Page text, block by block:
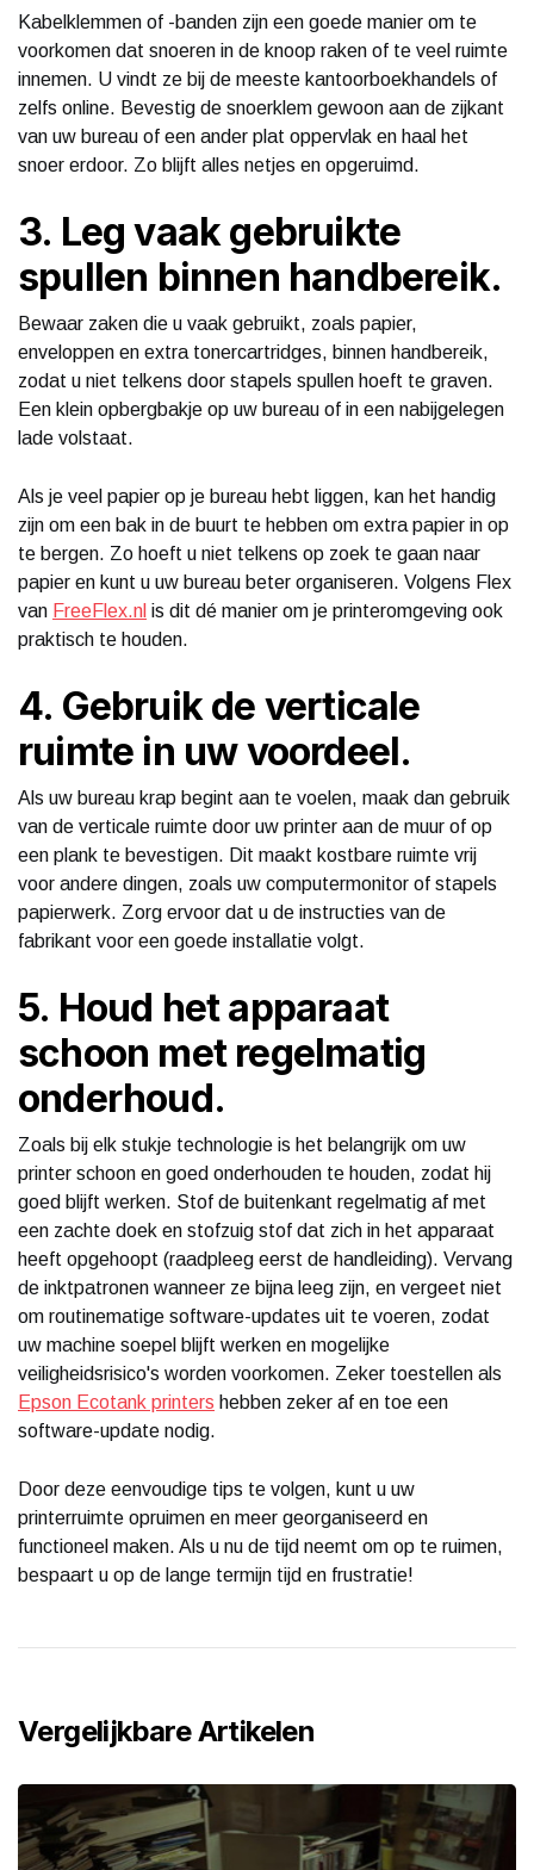
Kabelklemmen of -banden zijn een goede manier om te
voorkomen dat snoeren in de knoop raken of te veel ruimte
innemen. U vindt ze bij de meeste kantoorboekhandels of
zelfs online. Bevestig de snoerklem gewoon aan de zijkant
van uw bureau of een ander plat oppervlak en haal het
snoer erdoor. Zo blijft alles netjes en opgeruimd.
3. Leg vaak gebruikte
spullen binnen handbereik.
Bewaar zaken die u vaak gebruikt, zoals papier,
enveloppen en extra tonercartridges, binnen handbereik,
zodat u niet telkens door stapels spullen hoeft te graven.
Een klein opbergbakje op uw bureau of in een nabijgelegen
lade volstaat.
Als je veel papier op je bureau hebt liggen, kan het handig
zijn om een bak in de buurt te hebben om extra papier in op
te bergen. Zo hoeft u niet telkens op zoek te gaan naar
papier en kunt u uw bureau beter organiseren. Volgens Flex
van FreeFlex.nl is dit dé manier om je printeromgeving ook
praktisch te houden.
4. Gebruik de verticale
ruimte in uw voordeel.
Als uw bureau krap begint aan te voelen, maak dan gebruik
van de verticale ruimte door uw printer aan de muur of op
een plank te bevestigen. Dit maakt kostbare ruimte vrij
voor andere dingen, zoals uw computermonitor of stapels
papierwerk. Zorg ervoor dat u de instructies van de
fabrikant voor een goede installatie volgt.
5. Houd het apparaat
schoon met regelmatig
onderhoud.
Zoals bij elk stukje technologie is het belangrijk om uw
printer schoon en goed onderhouden te houden, zodat hij
goed blijft werken. Stof de buitenkant regelmatig af met
een zachte doek en stofzuig stof dat zich in het apparaat
heeft opgehoopt (raadpleeg eerst de handleiding). Vervang
de inktpatronen wanneer ze bijna leeg zijn, en vergeet niet
om routinematige software-updates uit te voeren, zodat
uw machine soepel blijft werken en mogelijke
veiligheidsrisico's worden voorkomen. Zeker toestellen als
Epson Ecotank printers hebben zeker af en toe een
software-update nodig.
Door deze eenvoudige tips te volgen, kunt u uw
printerruimte opruimen en meer georganiseerd en
functioneel maken. Als u nu de tijd neemt om op te ruimen,
bespaart u op de lange termijn tijd en frustratie!
Vergelijkbare Artikelen